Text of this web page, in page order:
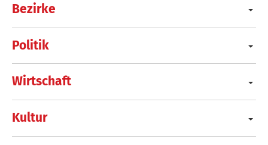
Bezirke
Politik
Wirtschaft
Kultur